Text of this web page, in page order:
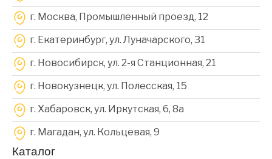
г. Москва, Промышленный проезд, 12
г. Екатеринбург, ул. Луначарского, 31
г. Новосибирск, ул. 2-я Станционная, 21
г. Новокузнецк, ул. Полесская, 15
г. Хабаровск, ул. Иркутская, 6, 8a
г. Магадан, ул. Кольцевая, 9
Каталог